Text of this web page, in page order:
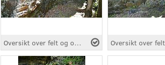
Oversikt over felt og område